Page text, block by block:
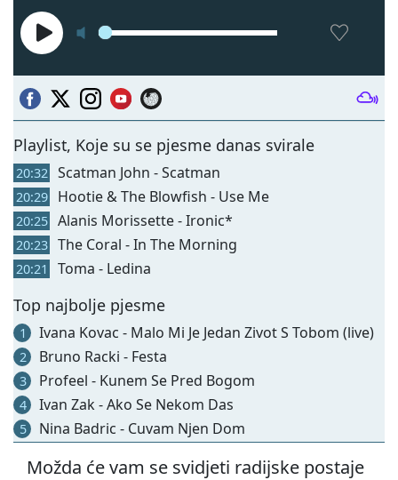
Playlist, Koje su se pjesme danas svirale
20:32 Scatman John - Scatman
20:29 Hootie & The Blowfish - Use Me
20:25 Alanis Morissette - Ironic*
20:23 The Coral - In The Morning
20:21 Toma - Ledina
Top najbolje pjesme
1 Ivana Kovac - Malo Mi Je Jedan Zivot S Tobom (live)
2 Bruno Racki - Festa
3 Profeel - Kunem Se Pred Bogom
4 Ivan Zak - Ako Se Nekom Das
5 Nina Badric - Cuvam Njen Dom
Možda će vam se svidjeti radijske postaje